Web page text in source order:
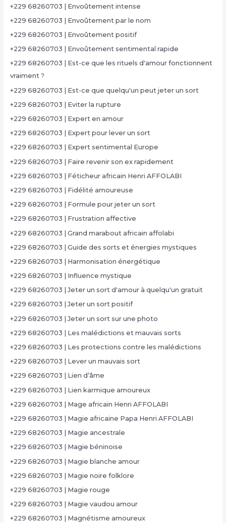
+229 68260703 | Envoûtement intense
+229 68260703 | Envoûtement par le nom
+229 68260703 | Envoûtement positif
+229 68260703 | Envoûtement sentimental rapide
+229 68260703 | Est-ce que les rituels d'amour fonctionnent
vraiment ?
+229 68260703 | Est-ce que quelqu'un peut jeter un sort
+229 68260703 | Eviter la rupture
+229 68260703 | Expert en amour
+229 68260703 | Expert pour lever un sort
+229 68260703 | Expert sentimental Europe
+229 68260703 | Faire revenir son ex rapidement
+229 68260703 | Féticheur africain Henri AFFOLABI
+229 68260703 | Fidélité amoureuse
+229 68260703 | Formule pour jeter un sort
+229 68260703 | Frustration affective
+229 68260703 | Grand marabout africain affolabi
+229 68260703 | Guide des sorts et énergies mystiques
+229 68260703 | Harmonisation énergétique
+229 68260703 | Influence mystique
+229 68260703 | Jeter un sort d'amour à quelqu'un gratuit
+229 68260703 | Jeter un sort positif
+229 68260703 | Jeter un sort sur une photo
+229 68260703 | Les malédictions et mauvais sorts
+229 68260703 | Les protections contre les malédictions
+229 68260703 | Lever un mauvais sort
+229 68260703 | Lien d’âme
+229 68260703 | Lien karmique amoureux
+229 68260703 | Mage africain Henri AFFOLABI
+229 68260703 | Magie africaine Papa Henri AFFOLABI
+229 68260703 | Magie ancestrale
+229 68260703 | Magie béninoise
+229 68260703 | Magie blanche amour
+229 68260703 | Magie noire folklore
+229 68260703 | Magie rouge
+229 68260703 | Magie vaudou amour
+229 68260703 | Magnétisme amoureux